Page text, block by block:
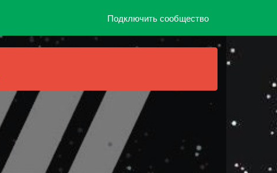
Подключить сообщество